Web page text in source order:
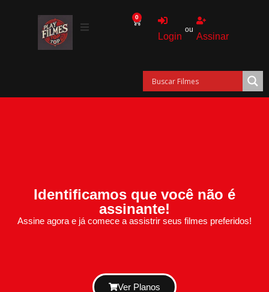
0
Login
ou
Assinar
Identificamos que você não é
assinante!
Assine agora e já comece a assistrir seus filmes preferidos!
Ver Planos